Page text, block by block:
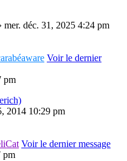
mer. déc. 31, 2025 4:24 pm
Voir le dernier
pm
2014 10:29 pm
Voir le dernier message
pm